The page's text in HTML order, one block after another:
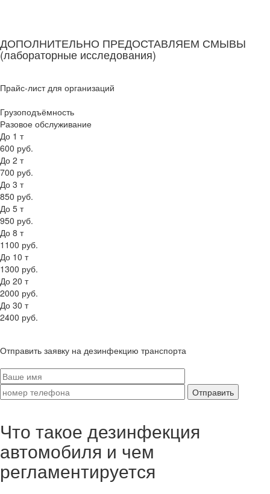
ДОПОЛНИТЕЛЬНО ПРЕДОСТАВЛЯЕМ СМЫВЫ
(лабораторные исследования)
Прайс-лист для организаций
Грузоподъёмность
Разовое обслуживание
До 1 т
600 руб.
До 2 т
700 руб.
До 3 т
850 руб.
До 5 т
950 руб.
До 8 т
1100 руб.
До 10 т
1300 руб.
До 20 т
2000 руб.
До 30 т
2400 руб.
Отправить заявку на дезинфекцию транспорта
Что такое дезинфекция
автомобиля и чем
регламентируется